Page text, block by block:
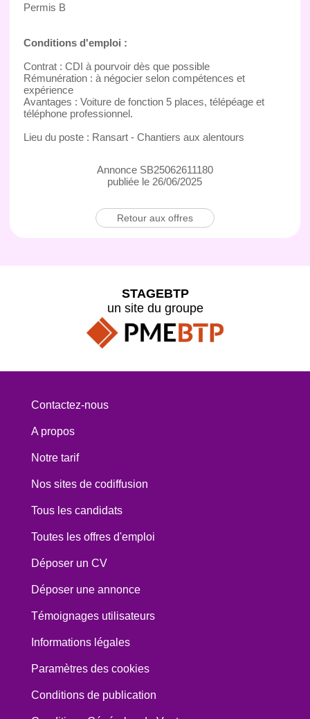
Permis B
Conditions d'emploi :
Contrat : CDI à pourvoir dès que possible
Rémunération : à négocier selon compétences et
expérience
Avantages : Voiture de fonction 5 places, télépéage et
téléphone professionnel.
Lieu du poste : Ransart - Chantiers aux alentours
Annonce SB25062611180
publiée le 26/06/2025
Retour aux offres
STAGEBTP
un site du groupe
Contactez-nous
A propos
Notre tarif
Nos sites de codiffusion
Tous les candidats
Toutes les offres d'emploi
Déposer un CV
Déposer une annonce
Témoignages utilisateurs
Informations légales
Paramètres des cookies
Conditions de publication